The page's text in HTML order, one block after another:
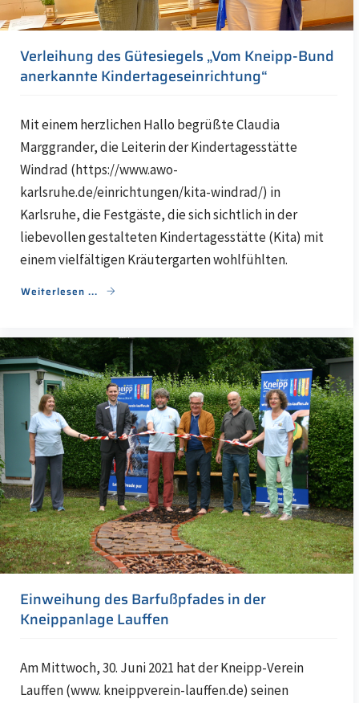
Verleihung des Gütesiegels „Vom Kneipp-Bund
anerkannte Kindertageseinrichtung“
Mit einem herzlichen Hallo begrüßte Claudia
Marggrander, die Leiterin der Kindertagesstätte
Windrad (https://www.awo-
karlsruhe.de/einrichtungen/kita-windrad/) in
Karlsruhe, die Festgäste, die sich sichtlich in der
liebevollen gestalteten Kindertagesstätte (Kita) mit
einem vielfältigen Kräutergarten wohlfühlten.
Weiterlesen ...
Einweihung des Barfußpfades in der
Kneippanlage Lauffen
Am Mittwoch, 30. Juni 2021 hat der Kneipp-Verein
Lauffen (www. kneippverein-lauffen.de) seinen